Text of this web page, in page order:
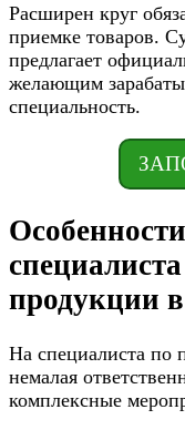
Расширен круг
приемке товаров.
предлагает
желающим
специальность.
продукции
На специалиста по
немалая
комплексные